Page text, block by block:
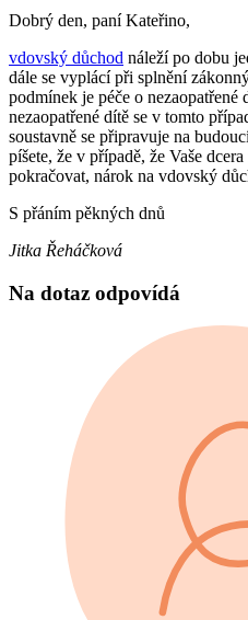
Dobrý den, paní Kateřino,
vdovský důchod náleží po dobu
dále se vyplácí při splnění
podmínek je péče o nezaopatřené
nezaopatřené dítě se v tomto
soustavně se připravuje na
píšete, že v případě, že Vaše
pokračovat, nárok na vdovský
S přáním pěkných dnů
Jitka Řeháčková
Na dotaz odpovídá